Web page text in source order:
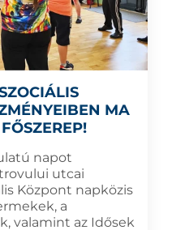
MA
napot
utcai
Központ napközis
a
valamint az Idősek